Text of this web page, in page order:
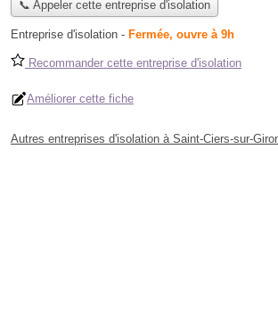
📞 Appeler cette entreprise d'isolation
Entreprise d'isolation - Fermée, ouvre à 9h
Recommander cette entreprise d'isolation
Améliorer cette fiche
Autres entreprises d'isolation à Saint-Ciers-sur-